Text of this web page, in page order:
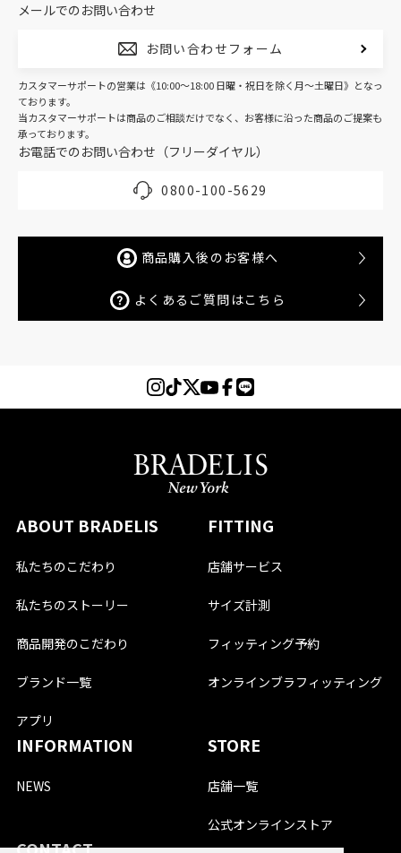
メールでのお問い合わせ
お問い合わせフォーム
カスタマーサポートの営業は《10:00～18:00 日曜・祝日を除く月～土曜日》となっ
ております。
当カスタマーサポートは商品のご相談だけでなく、お客様に沿った商品のご提案も
承っております。
お電話でのお問い合わせ（フリーダイヤル）
0800-100-5629
商品購入後のお客様へ
よくあるご質問はこちら
ABOUT BRADELIS
私たちのこだわり
私たちのストーリー
商品開発のこだわり
ブランド一覧
アプリ
FITTING
店舗サービス
サイズ計測
フィッティング予約
オンラインブラフィッティング
INFORMATION
NEWS
STORE
店舗一覧
公式オンラインストア